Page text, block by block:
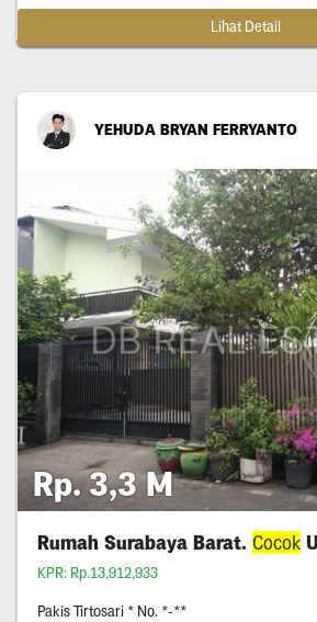
Lihat Detail
YEHUDA BRYAN FERRYANTO
Rp. 3,3 M
Rumah Surabaya Barat. Cocok
KPR: Rp.13,912,933
Pakis Tirtosari * No. *-**